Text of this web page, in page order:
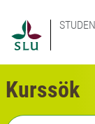
Kurssök